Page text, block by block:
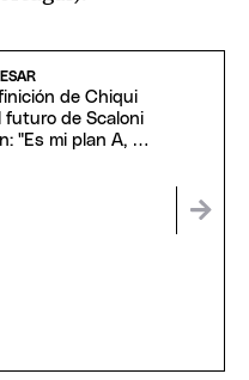
de Chiqui
futuro de Scaloni
"Es mi plan A, B y